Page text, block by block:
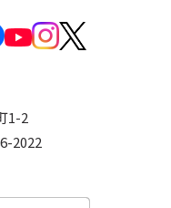
1-2
2022